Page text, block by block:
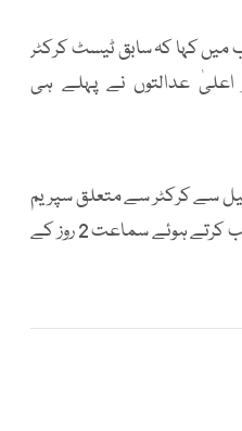
میں کہا کہ سابق ٹیسٹ کرکٹر
اعلیٰ عدالتوں نے پہلے ہی
سے کرکٹر سے متعلق سپریم
کورٹ کے احکامات کی نقول طلب کرتے ہوئے سماعت 2 روز کے